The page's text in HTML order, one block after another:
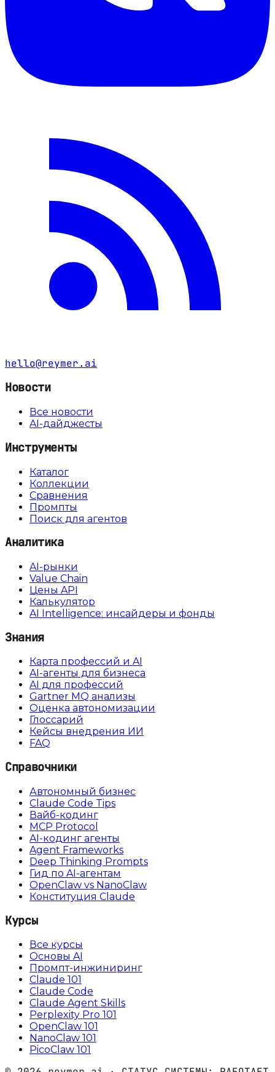
hello@reymer.ai
Новости
Все новости
AI-дайджесты
Инструменты
Каталог
Коллекции
Сравнения
Промпты
Поиск для агентов
Аналитика
AI-рынки
Value Chain
Цены API
Калькулятор
AI Intelligence: инсайдеры и фонды
Знания
Карта профессий и AI
AI-агенты для бизнеса
AI для профессий
Gartner MQ анализы
Оценка автономизации
Глоссарий
Кейсы внедрения ИИ
FAQ
Справочники
Автономный бизнес
Claude Code Tips
Вайб-кодинг
MCP Protocol
AI-кодинг агенты
Agent Frameworks
Deep Thinking Prompts
Гид по AI-агентам
OpenClaw vs NanoClaw
Конституция Claude
Курсы
Все курсы
Основы AI
Промпт-инжиниринг
Claude 101
Claude Code
Claude Agent Skills
Perplexity Pro 101
OpenClaw 101
NanoClaw 101
PicoClaw 101